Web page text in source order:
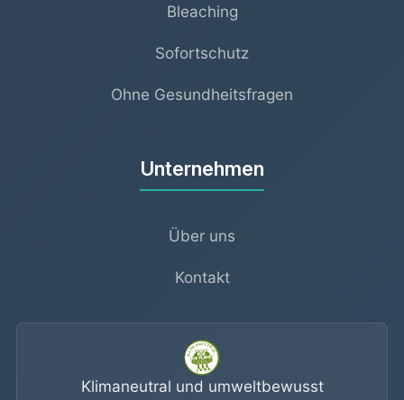
Bleaching
Sofortschutz
Ohne Gesundheitsfragen
Unternehmen
Über uns
Kontakt
Klimaneutral und umweltbewusst